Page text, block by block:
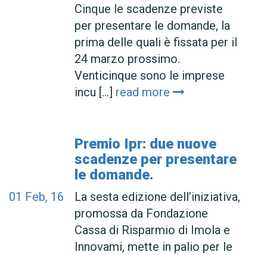
Cinque le scadenze previste
per presentare le domande, la
prima delle quali è fissata per il
24 marzo prossimo.
Venticinque sono le imprese
incu [...] read more
Premio Ipr: due nuove
scadenze per presentare
le domande.
01 Feb, 16
La sesta edizione dell’iniziativa,
promossa da Fondazione
Cassa di Risparmio di Imola e
Innovami, mette in palio per le